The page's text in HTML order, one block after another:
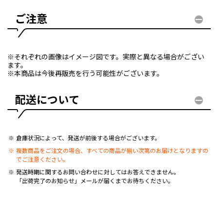
ご注意
※それぞれの画像はイメージ図です。実際と異なる場合がござい
ます。
※本商品は今後再販売を行う可能性がございます。
配送について
倉庫状況によって、発送が前後する場合がございます。
複数商品をご注文の場合、すべての商品が揃い次第のお届けとなりますの
でご注意ください。
発送時期に関するお問い合わせに対してはお答えできません。
「出荷完了のお知らせ」メールが届くまでお待ちください。